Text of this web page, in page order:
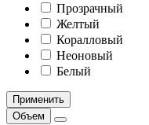
Прозрачный
Желтый
Коралловый
Неоновый
Белый
Применить
Объем